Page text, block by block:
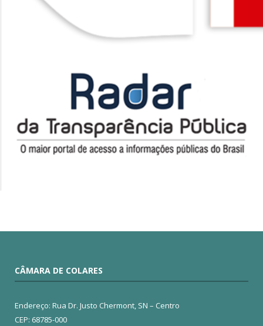
CÂMARA DE COLARES
Endereço: Rua Dr. Justo Chermont, SN – Centro
CEP: 68785-000